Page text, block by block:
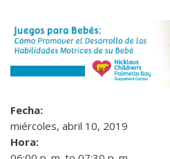
Fecha:
miércoles, abril 10, 2019
Hora: